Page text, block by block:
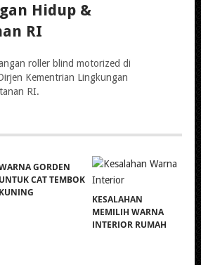
Hidup &
RI
roller blind motorized di
Kementrian Lingkungan
RI.
GORDEN
UNTUK CAT TEMBOK
KUNING
KESALAHAN
MEMILIH WARNA
INTERIOR RUMAH